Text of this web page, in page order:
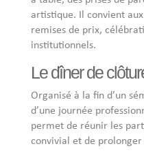
artistique. Il convient
remises de prix,
institutionnels.
Le dîner de
Organisé à la fin d’un
d’une journée
permet de réunir les
convivial et de prolonger